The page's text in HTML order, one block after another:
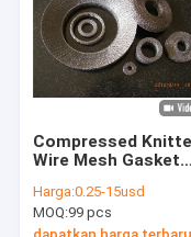
Compressed
Wire Mesh Gasket
Untuk Kebisingan
Mesin Otomatis
Harga:0.25-15usd
MOQ:99 pcs